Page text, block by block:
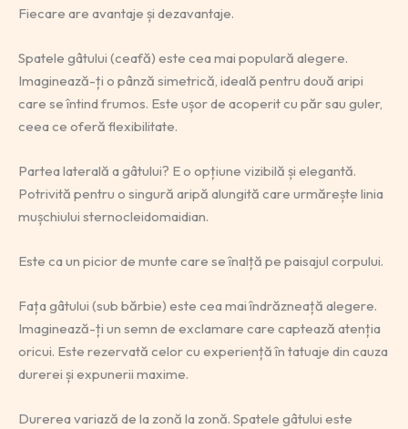
Fiecare are avantaje și dezavantaje.
Spatele gâtului (ceafă) este cea mai populară alegere.
Imaginează-ți o pânză simetrică, ideală pentru două aripi
care se întind frumos. Este ușor de acoperit cu păr sau guler,
ceea ce oferă flexibilitate.
Partea laterală a gâtului? E o opțiune vizibilă și elegantă.
Potrivită pentru o singură aripă alungită care urmărește linia
mușchiului sternocleidomaidian.
Este ca un picior de munte care se înalță pe paisajul corpului.
Fața gâtului (sub bărbie) este cea mai îndrăzneață alegere.
Imaginează-ți un semn de exclamare care captează atenția
oricui. Este rezervată celor cu experiență în tatuaje din cauza
durerei și expunerii maxime.
Durerea variază de la zonă la zonă. Spatele gâtului este